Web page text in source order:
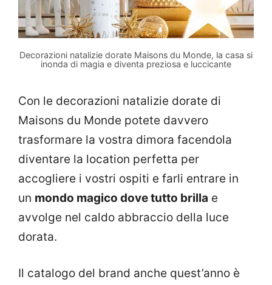
Decorazioni natalizie dorate Maisons du Monde, la casa si
inonda di magia e diventa preziosa e luccicante
Con le decorazioni natalizie dorate di
Maisons du Monde potete davvero
trasformare la vostra dimora facendola
diventare la location perfetta per
accogliere i vostri ospiti e farli entrare in
un mondo magico dove tutto brilla e
avvolge nel caldo abbraccio della luce
dorata.
Il catalogo del brand anche quest’anno è